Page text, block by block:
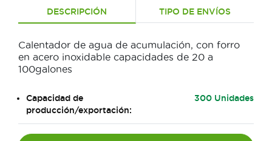
DESCRIPCIÓN TIPO DE ENVÍOS
Calentador de agua de acumulación, con forro
en acero inoxidable capacidades de 20 a
100galones
Capacidad de
producción/exportación:
300 Unidades